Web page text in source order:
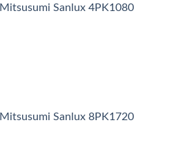
Sanlux 4PK1080
Sanlux 8PK1720